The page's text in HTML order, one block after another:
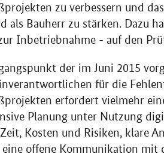
zu verbessern und
als Bauherr zu stärken. Dazu
Inbetriebnahme - auf den
der im Juni 2015
für die
erfordert vielmehr
Planung unter Nutzung
Kosten und Risiken, klare
offene Kommunikation mit